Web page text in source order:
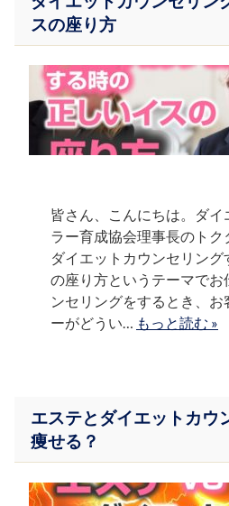
スの座り方
皆さん、こんにちは。ダ
ラー育成協会理事長のトク
ダイエットカウンセリン
の座り方というテーマでお
ンセリングをするとき、
ーがどうい… もっと読む »
エステとダイエットカウ
痩せる？